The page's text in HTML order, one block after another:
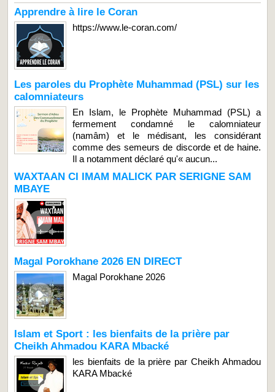
Apprendre à lire le Coran
https://www.le-coran.com/
Les paroles du Prophète Muhammad (PSL) sur les
calomniateurs
En Islam, le Prophète Muhammad (PSL) a
fermement condamné le calomniateur
(namâm) et le médisant, les considérant
comme des semeurs de discorde et de haine.
Il a notamment déclaré qu'« aucun...
WAXTAAN CI IMAM MALICK PAR SERIGNE SAM
MBAYE
Magal Porokhane 2026 EN DIRECT
Magal Porokhane 2026
Islam et Sport : les bienfaits de la prière par
Cheikh Ahmadou KARA Mbacké
les bienfaits de la prière par Cheikh Ahmadou
KARA Mbacké